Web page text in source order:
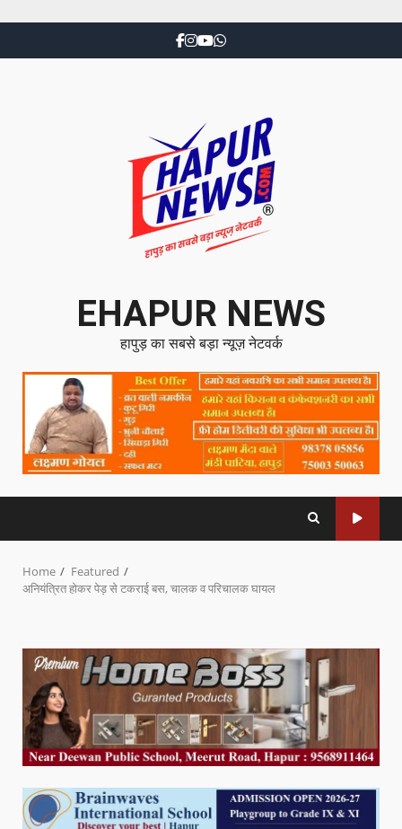
EHAPUR NEWS
हापुड़ का सबसे बड़ा न्यूज़ नेटवर्क
Home
Featured
अनियंत्रित होकर पेड़ से टकराई बस, चालक व परिचालक घायल